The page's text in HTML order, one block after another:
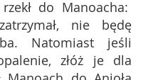
do Manoacha:
nie będę
Natomiast jeśli
złóż je dla